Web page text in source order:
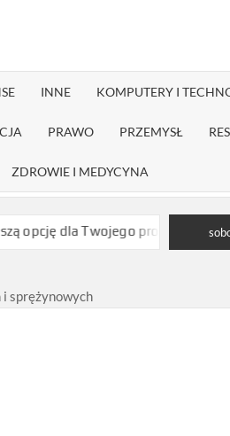
INNE KOMPUTERY I
PRAWO PRZEMYSŁ
ZDROWIE I MEDYCYNA
projektu? Czy dystrybutor
sprężynowych